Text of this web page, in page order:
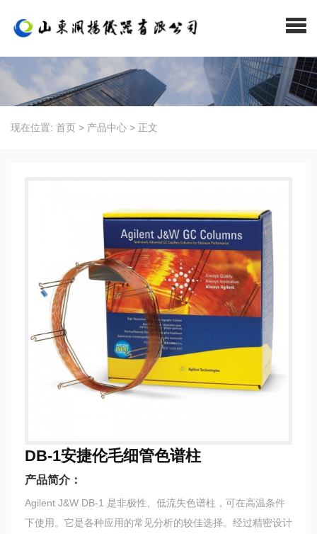
现在位置: 首页 > 产品中心 > 正文
DB-1安捷伦毛细管色谱柱
产品简介：
Agilent J&W DB-1 是非极性、低流失色谱柱，可在高温条件
下使用。它是各种应用的常见分析的较佳选择。经过精密设计